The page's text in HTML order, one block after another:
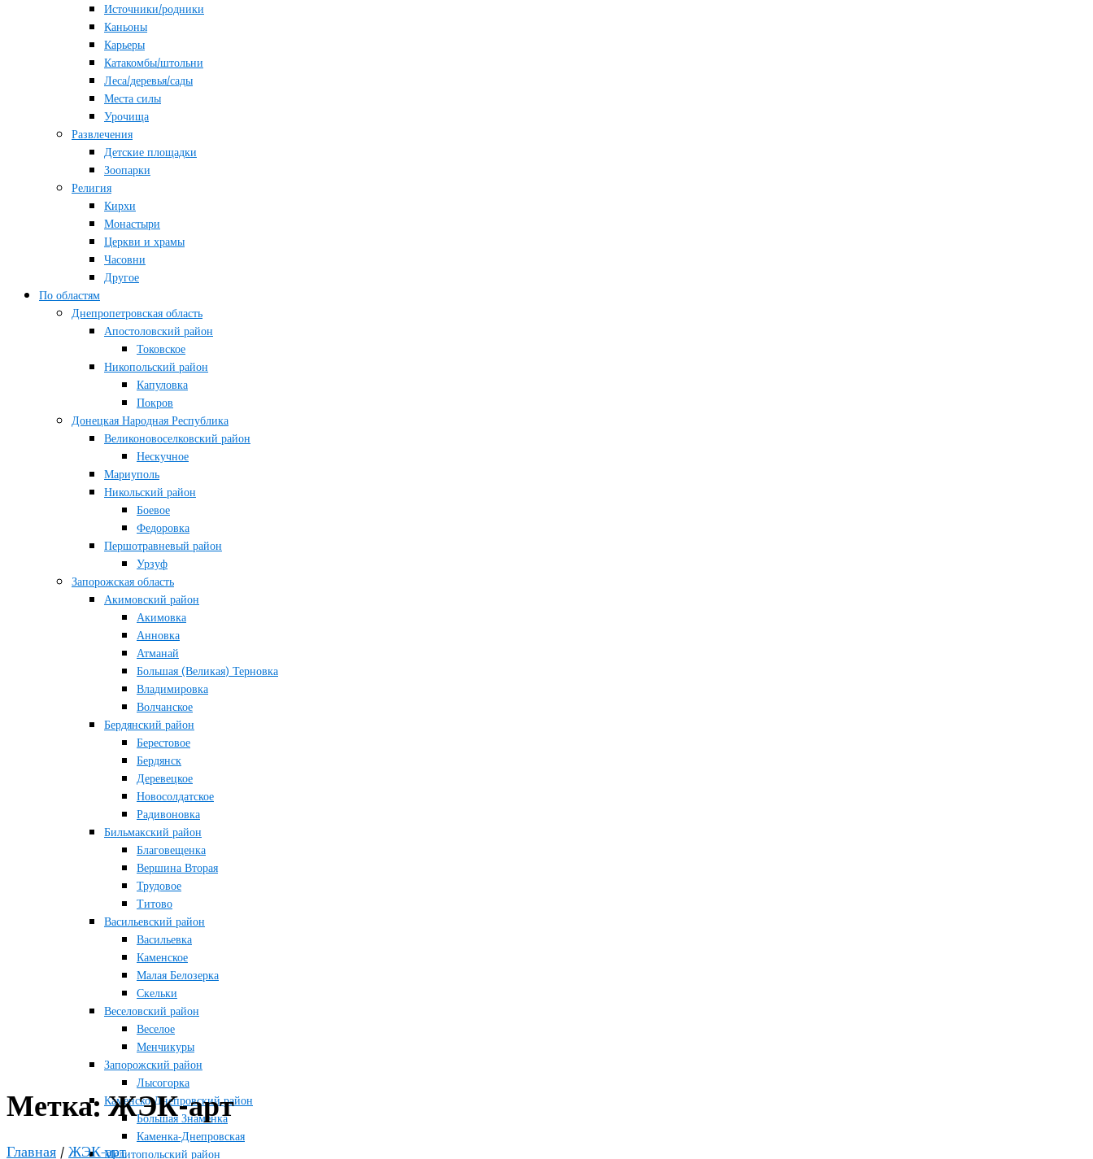
Источники/родники
Каньоны
Карьеры
Катакомбы/штольни
Леса/деревья/сады
Места силы
Урочища
Развлечения
Детские площадки
Зоопарки
Религия
Кирхи
Монастыри
Церкви и храмы
Часовни
Другое
По областям
Днепропетровская область
Апостоловский район
Токовское
Никопольский район
Капуловка
Покров
Донецкая Народная Республика
Великоновоселковский район
Нескучное
Мариуполь
Никольский район
Боевое
Федоровка
Першотравневый район
Урзуф
Запорожская область
Акимовский район
Акимовка
Анновка
Атманай
Большая (Великая) Терновка
Владимировка
Волчанское
Бердянский район
Берестовое
Бердянск
Деревецкое
Новосолдатское
Радивоновка
Бильмакский район
Благовещенка
Вершина Вторая
Трудовое
Титово
Васильевский район
Васильевка
Каменское
Малая Белозерка
Скельки
Веселовский район
Веселое
Менчикуры
Запорожский район
Лысогорка
Каменско-Днепровский район
Большая Знаменка
Каменка-Днепровская
Мелитопольский район
Метка:ЖЭК-арт
Главная / ЖЭК-арт